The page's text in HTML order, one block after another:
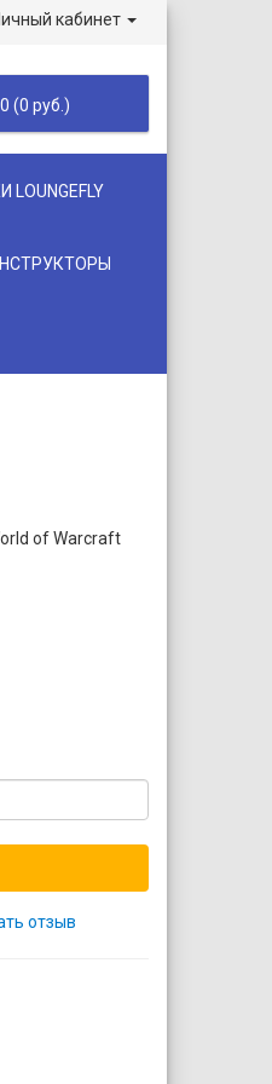
кабинет
(0 руб.)
of Warcraft
отзыв